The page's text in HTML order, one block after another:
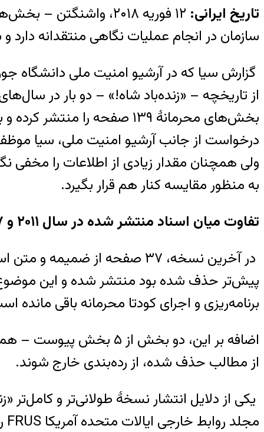
تاریخ ایرانی:
سازمان در انجام عملیات نگاهی منتقدانه
گزارش سیا که در آرشیو امنیت ملی دانشگاه
بخش‌های محرمانهٔ ۱۳۹ صفحه
درخواست از جانب آرشیو امنیت ملی، سیا
ولی همچنان مقدار زیادی از اطلاعات را
به منظور مقایسه کنار هم قرار بگیرد.
تفاوت میان اسناد منتشر شده در سال ۲۰۱۱ و ۲۰۱۷
در آخرین نسخه، ۳۷ صفحه از
پیش‌تر حذف شده بود منتشر شده و این موضوع
برنامه‌ریزی و اجرای کودتا محرمانه باقی مانده
اضافه بر این، دو بخش
از مطالب حذف شده، از رده‌بندی خارج شوند.